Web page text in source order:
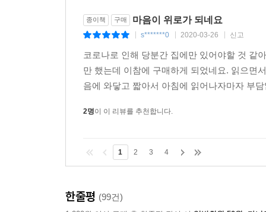
종이책 구매 마음이 위로가 되네요
s*******0 2020-03-26 신고
코로나로 인해 당분간 집에만 있어야할 것 같
만 했는데 이참에 구매하게 되었네요. 읽으면
음에 와닿고 짧아서 아침에 읽어나자마자 부
2명이 이 리뷰를 추천합니다.
1 2 3 4
한줄평 (99건)